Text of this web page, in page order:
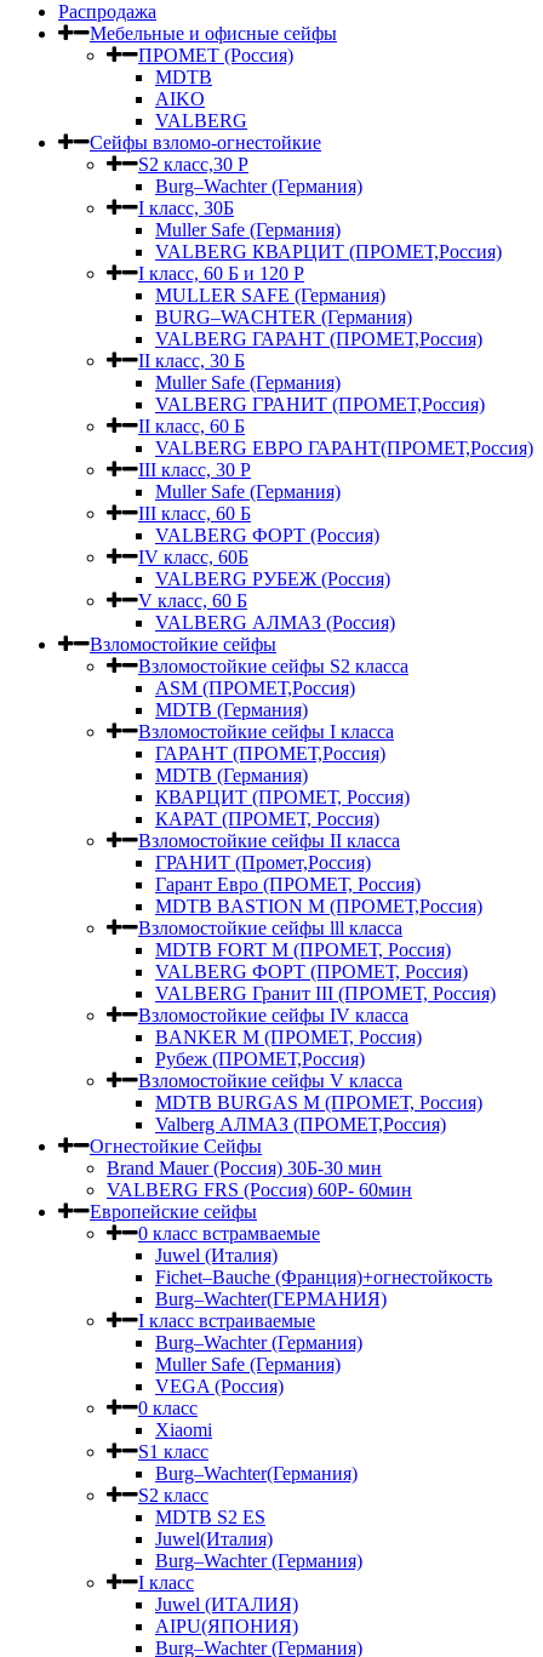
Распродажа
Мебельные и офисные сейфы
ПРОМЕТ (Россия)
MDTB
AIKO
VALBERG
Сейфы взломо-огнестойкие
S2 класс,30 Р
Burg–Wachter (Германия)
I класс, 30Б
Muller Safe (Германия)
VALBERG КВАРЦИТ (ПРОМЕТ,Россия)
I класс, 60 Б и 120 Р
MULLER SAFE (Германия)
BURG–WACHTER (Германия)
VALBERG ГАРАНТ (ПРОМЕТ,Россия)
II класс, 30 Б
Muller Safe (Германия)
VALBERG ГРАНИТ (ПРОМЕТ,Россия)
II класс, 60 Б
VALBERG ЕВРО ГАРАНТ(ПРОМЕТ,Россия)
III класс, 30 Р
Muller Safe (Германия)
III класс, 60 Б
VALBERG ФОРТ (Россия)
IV класс, 60Б
VALBERG РУБЕЖ (Россия)
V класс, 60 Б
VALBERG АЛМАЗ (Россия)
Взломостойкие сейфы
Взломостойкие сейфы S2 класса
ASM (ПРОМЕТ,Россия)
MDTB (Германия)
Взломостойкие сейфы I класса
ГАРАНТ (ПРОМЕТ,Россия)
MDTB (Германия)
КВАРЦИТ (ПРОМЕТ, Россия)
КАРАТ (ПРОМЕТ, Россия)
Взломостойкие сейфы II класса
ГРАНИТ (Промет,Россия)
Гарант Евро (ПРОМЕТ, Россия)
MDTB BASTION M (ПРОМЕТ,Россия)
Взломостойкие сейфы lll класса
MDTB FORT M (ПРОМЕТ, Россия)
VALBERG ФОРТ (ПРОМЕТ, Россия)
VALBERG Гранит III (ПРОМЕТ, Россия)
Взломостойкие сейфы IV класса
BANKER M (ПРОМЕТ, Россия)
Рубеж (ПРОМЕТ,Россия)
Взломостойкие сейфы V класса
MDTB BURGAS M (ПРОМЕТ, Россия)
Valberg АЛМАЗ (ПРОМЕТ,Россия)
Огнестойкие Сейфы
Brand Mauer (Россия) 30Б-30 мин
VALBERG FRS (Россия) 60Р- 60мин
Европейские сейфы
0 класс встрамваемые
Juwel (Италия)
Fichet–Bauche (Франция)+огнестойкость
Burg–Wachter(ГЕРМАНИЯ)
I класс встраиваемые
Burg–Wachter (Германия)
Muller Safe (Германия)
VEGA (Россия)
0 класс
Xiaomi
S1 класс
Burg–Wachter(Германия)
S2 класс
MDTB S2 ES
Juwel(Италия)
Burg–Wachter (Германия)
I класс
Juwel (ИТАЛИЯ)
AIPU(ЯПОНИЯ)
Burg–Wachter (Германия)